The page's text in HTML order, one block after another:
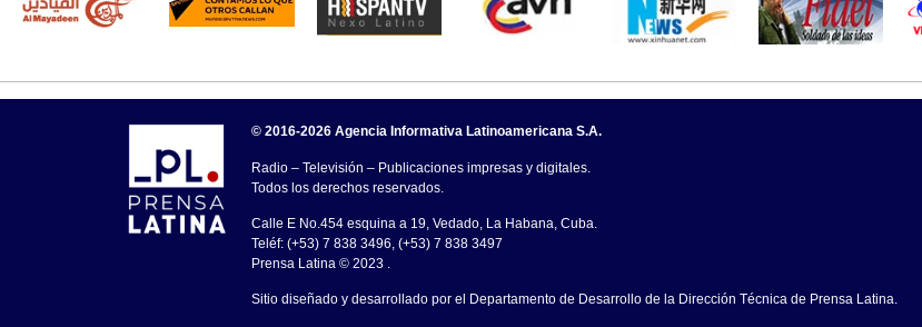
© 2016-2026 Agencia Informativa Latinoamericana S.A.
Radio – Televisión – Publicaciones impresas y digitales.
Todos los derechos reservados.
Calle E No.454 esquina a 19, Vedado, La Habana, Cuba.
Teléf: (+53) 7 838 3496, (+53) 7 838 3497
Prensa Latina © 2023 .
Sitio diseñado y desarrollado por el Departamento de Desarrollo de la Dirección Técnica de Prensa Latina.